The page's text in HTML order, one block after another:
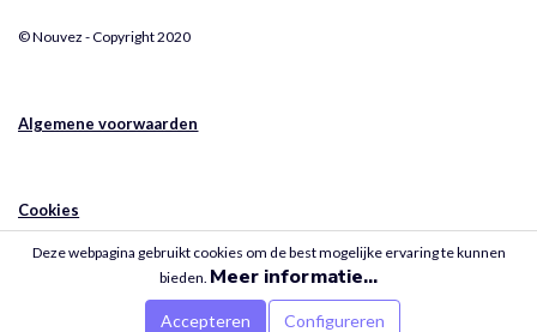
© Nouvez - Copyright 2020
Algemene voorwaarden
Cookies
Deze webpagina gebruikt cookies om de best mogelijke ervaring te kunnen
bieden. Meer informatie...
Accepteren Configureren